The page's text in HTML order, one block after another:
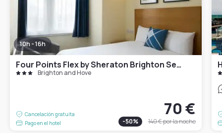
10h - 16h
Four Points Flex by Sheraton Brighton Seafront
Brighton and Hove
Cancelación gratuita
Pago en el hotel
70 €
-50% 140 €por la noche